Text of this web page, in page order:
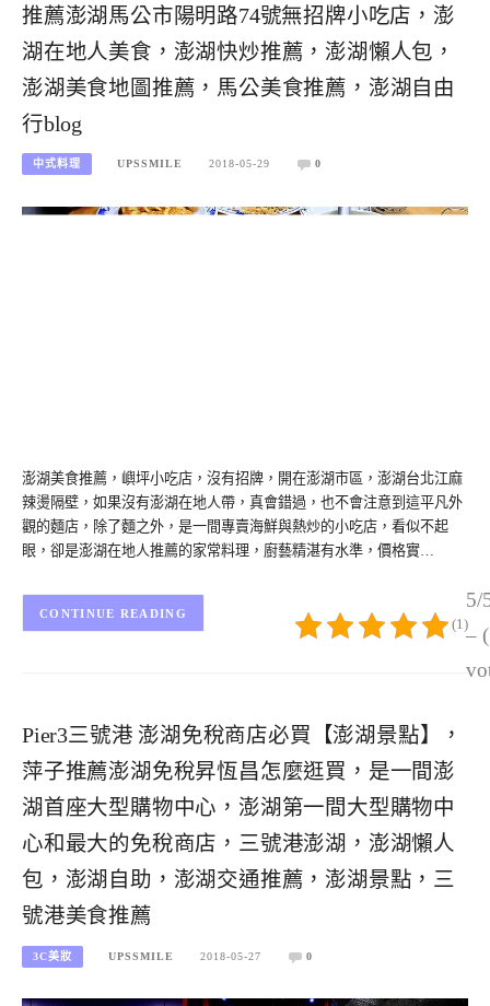
推薦澎湖馬公市陽明路74號無招牌小吃店，澎
湖在地人美食，澎湖快炒推薦，澎湖懶人包，
澎湖美食地圖推薦，馬公美食推薦，澎湖自由
行blog
中式料理 UPSSMILE 2018-05-29 0
澎湖美食推薦，嶼坪小吃店，沒有招牌，開在澎湖市區，澎湖台北江麻
辣燙隔壁，如果沒有澎湖在地人帶，真會錯過，也不會注意到這平凡外
觀的麵店，除了麵之外，是一間專賣海鮮與熱炒的小吃店，看似不起
眼，卻是澎湖在地人推薦的家常料理，廚藝精湛有水準，價格實…
5/
–
(1)
CONTINUE READING
Pier3三號港 澎湖免稅商店必買【澎湖景點】，
萍子推薦澎湖免稅昇恆昌怎麼逛買，是一間澎
湖首座大型購物中心，澎湖第一間大型購物中
心和最大的免稅商店，三號港澎湖，澎湖懶人
包，澎湖自助，澎湖交通推薦，澎湖景點，三
號港美食推薦
3C美妝 UPSSMILE 2018-05-27 0